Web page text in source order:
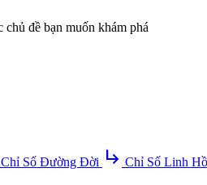
chủ đề bạn muốn khám phá
Chỉ Số Đường Đời subdirectory_arrow_right Chỉ Số Linh